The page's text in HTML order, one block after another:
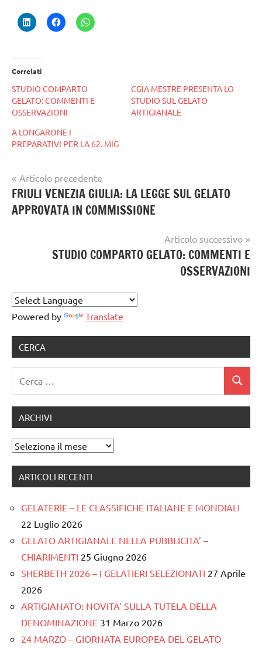
Correlati
STUDIO COMPARTO
GELATO: COMMENTI E
OSSERVAZIONI
CGIA MESTRE PRESENTA LO
STUDIO SUL GELATO
ARTIGIANALE
A LONGARONE I
PREPARATIVI PER LA 62. MIG
GELATO
ARTIGIANALE
Navigazione
articoli
Articolo precedente
FRIULI VENEZIA GIULIA: LA LEGGE SUL GELATO
APPROVATA IN COMMISSIONE
Articolo successivo
STUDIO COMPARTO GELATO: COMMENTI E
OSSERVAZIONI
Powered by Translate
CERCA
Cerca
ARCHIVI
Archivi
ARTICOLI RECENTI
GELATERIE – LE CLASSIFICHE ITALIANE E MONDIALI
22 Luglio 2026
GELATO ARTIGIANALE NELLA PUBBLICITA’ –
CHIARIMENTI 25 Giugno 2026
SHERBETH 2026 – I GELATIERI SELEZIONATI 27 Aprile
2026
ARTIGIANATO: NOVITA’ SULLA TUTELA DELLA
DENOMINAZIONE 31 Marzo 2026
24 MARZO – GIORNATA EUROPEA DEL GELATO